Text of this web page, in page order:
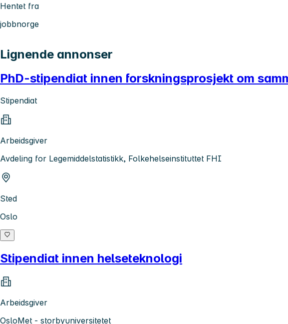
Hentet fra
jobbnorge
Lignende annonser
PhD-stipendiat innen forskningsprosjekt om
Stipendiat
Arbeidsgiver
Avdeling for Legemiddelstatistikk, Folkehelseinstituttet FHI
Sted
Oslo
Stipendiat innen helseteknologi
Arbeidsgiver
OsloMet - storbyuniversitetet